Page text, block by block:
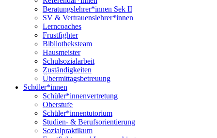
Beratungslehrer*innen Sek II
SV & Vertrauenslehrer*innen
Lerncoaches
Frustfighter
Bibliotheksteam
Hausmeister
Schulsozialarbeit
Zuständigkeiten
Übermittagsbetreuung
Schüler*innen
Schüler*innenvertretung
Oberstufe
Schüler*innentutorium
Studien- & Berufsorientierung
Sozialpraktikum